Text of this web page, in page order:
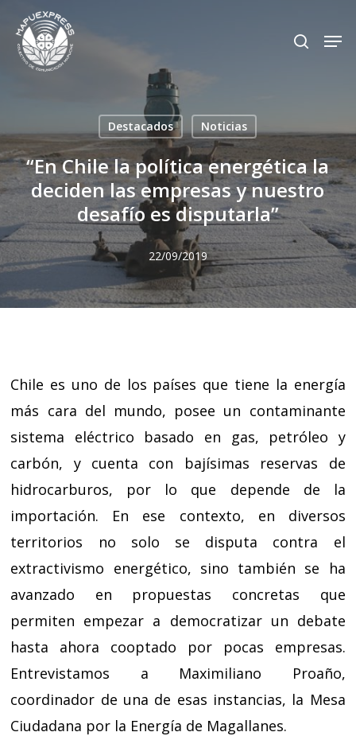
Skip
main
search
Destacados Noticias
“En Chile la política energética la
deciden las empresas y nuestro
desafío es disputarla”
22/09/2019
Chile es uno de los países que tiene la energía
más cara del mundo, posee un contaminante
sistema eléctrico basado en gas, petróleo y
carbón, y cuenta con bajísimas reservas de
hidrocarburos, por lo que depende de la
importación. En ese contexto, en diversos
territorios no solo se disputa contra el
extractivismo energético, sino también se ha
avanzado en propuestas concretas que
permiten empezar a democratizar un debate
hasta ahora cooptado por pocas empresas.
Entrevistamos a Maximiliano Proaño,
coordinador de una de esas instancias, la Mesa
Ciudadana por la Energía de Magallanes.
Close